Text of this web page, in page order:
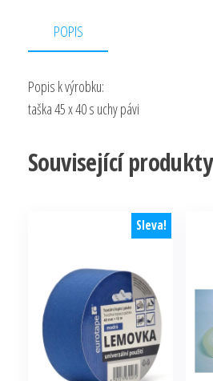
POPIS
Popis k výrobku:
taška 45 x 40 s uchy pávi
Související produkty
Sleva!